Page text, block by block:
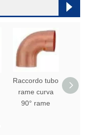
Raccordo tubo
rame curva
90° rame